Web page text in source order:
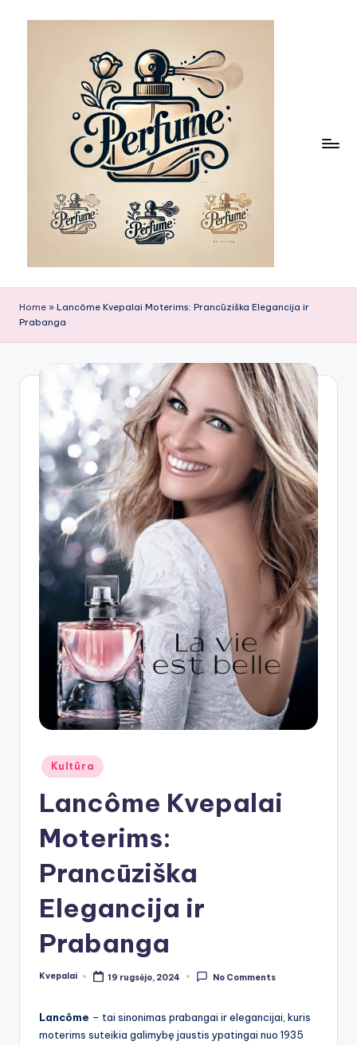
Home » Lancôme Kvepalai Moterims: Prancūziška Elegancija ir
Prabanga
Posted
in
Kultūra
Lancôme Kvepalai
Moterims:
Prancūziška
Elegancija ir
Prabanga
Posted
Kvepalai 19 rugsėjo, 2024 No Comments
Lancôme – tai sinonimas prabangai ir elegancijai, kuris
moterims suteikia galimybę jaustis ypatingai nuo 1935